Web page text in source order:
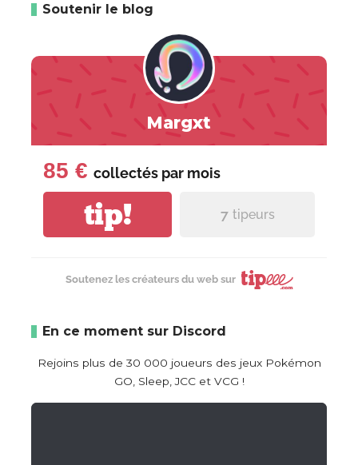
Soutenir le blog
Margxt
85 € collectés par mois
tip! 7 tipeurs
Soutenez les créateurs du web sur
En ce moment sur Discord
Rejoins plus de 30 000 joueurs des jeux Pokémon
GO, Sleep, JCC et VCG !